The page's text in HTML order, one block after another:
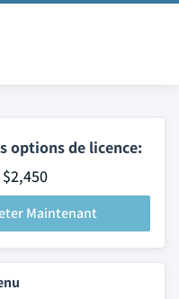
options de licence:
Maintenant